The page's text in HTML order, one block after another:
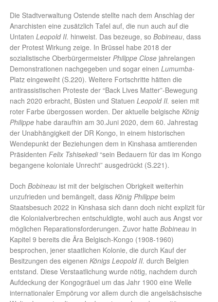
Die Stadtverwaltung Ostende stellte nach dem Anschlag der
Anarchisten eine zusätzlich Tafel auf, die nun auch auf die
Untaten Leopold II. hinweist. Das bezeuge, so Bobineau, dass
der Protest Wirkung zeige. In Brüssel habe 2018 der
sozialistische Oberbürgermeister Philippe Close jahrelangen
Demonstrationen nachgegeben und sogar einen Lumumba-
Platz eingeweiht (S.220). Weitere Fortschritte hätten die
antirassistischen Proteste der “Back Lives Matter”-Bewegung
nach 2020 erbracht, Büsten und Statuen Leopold II. seien mit
roter Farbe übergossen worden. Der aktuelle belgische König
Philippe habe daraufhin am 30.Juni 2020, dem 60. Jahrestag
der Unabhängigkeit der DR Kongo, in einem historischen
Wendepunkt der Beziehungen dem in Kinshasa amtierenden
Präsidenten Felix Tshisekedi“sein Bedauern für das im Kongo
begangene koloniale Unrecht” ausgedrückt (S.221).
Doch Bobineau ist mit der belgischen Obrigkeit weiterhin
unzufrieden und bemängelt, dass König Philippe beim
Staatsbesuch 2022 in Kinshasa sich dann doch nicht explizit für
die Kolonialverbrechen entschuldigte, wohl auch aus Angst vor
möglichen Reparationsforderungen. Zuvor hatte Bobineau in
Kapitel 9 bereits die Ära Belgisch-Kongo (1908-1960)
besprochen, jener staatlichen Kolonie, die durch Kauf der
Besitzungen des eigenen Königs Leopold II. durch Belgien
entstand. Diese Verstaatlichung wurde nötig, nachdem durch
Aufdeckung der Kongogräuel um das Jahr 1900 eine Welle
internationaler Empörung vor allem durch die angelsächsische